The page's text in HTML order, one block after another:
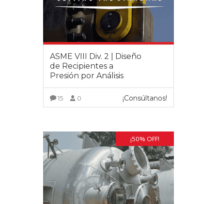
ASME VIII Div. 2 | Diseño
de Recipientes a
Presión por Análisis
15 0 ¡Consúltanos!
¡50% OFF!